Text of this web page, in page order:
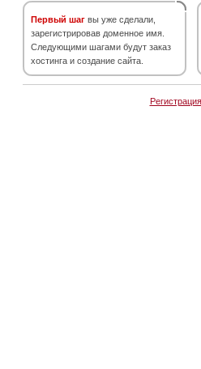
Первый шаг вы уже сделали,
зарегистрировав доменное имя.
Следующими шагами будут заказ
хостинга и создание сайта.